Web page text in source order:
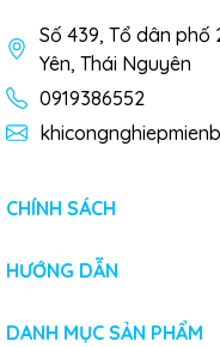
Số 439, Tổ dân phố
Yên, Thái Nguyên
0919386552
CHÍNH SÁCH
HƯỚNG DẪN
DANH MỤC SẢN PHẨM